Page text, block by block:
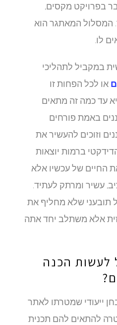
בפרויקט מקסים,
המאתגר הוא
לו.
במקביל לתהליכי
לכל הפחות זו
עד כמה זה מתאים
באמת פורחים
וזוכים להעשיר את
ברמות יוצאות
החיים של עכשיו אלא
עשיר ומרתק לעתיד.
שלא מחליף את
אלא משתלב יחד אתה
הכנה
ייעודי שמטרתו לאתר
להתאים להם תכנית